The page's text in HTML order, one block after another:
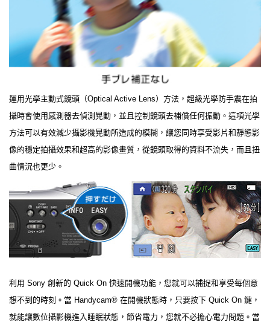
運用光學主動式鏡頭（Optical Active Lens）方法，超級光學防手震在拍
攝時會使用感測器去偵測晃動，並且控制鏡頭去補償任何振動。這項光學
方法可以有效減少攝影機晃動所造成的模糊，讓您同時享受影片和靜態影
像的穩定拍攝效果和超高的影像畫質，從鏡頭取得的資料不流失，而且扭
曲情況也更少。
利用 Sony 創新的 Quick On 快速開機功能，您就可以捕捉和享受每個意
想不到的時刻。當 Handycam® 在開機狀態時，只要按下 Quick On 鍵，
就能讓數位攝影機進入睡眠狀態，節省電力，您就不必擔心電力問題。當